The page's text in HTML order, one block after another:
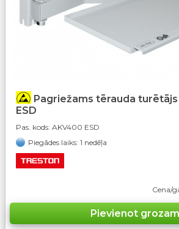
Pagriežams tērauda turētājs
ESD
Pas. kods: AKV400 ESD
Piegādes laiks: 1 nedēļa
Cena/